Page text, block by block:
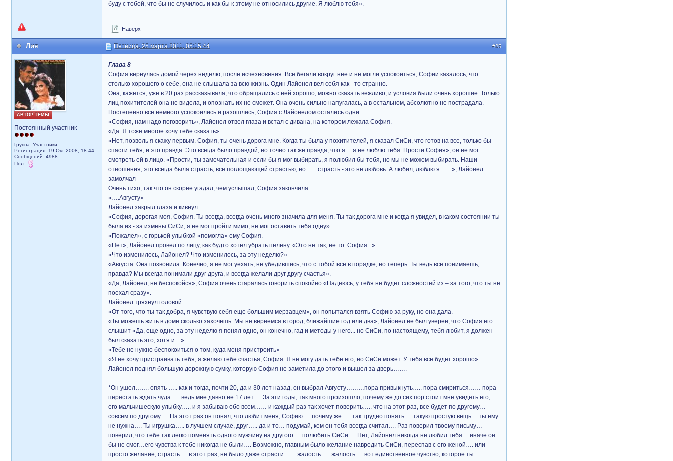
буду с тобой, что бы не случилось и как бы к этому не относились другие. Я люблю тебя».
Наверх
#25
Лия Пятница, 25 марта 2011, 05:15:44
АВТОР ТЕМЫ
Постоянный участник
Группа: Участники
Регистрация: 19 Окт 2008, 18:44
Сообщений: 4988
Пол:
Глава 8
София вернулась домой через неделю, после исчезновения. Все бегали вокруг нее и не могли успокоиться, Софии казалось, что
столько хорошего о себе, она не слышала за всю жизнь. Один Лайонел вел себя как - то странно.
Она, кажется, уже в 20 раз рассказывала, что обращались с ней хорошо, можно сказать вежливо, и условия были очень хорошие. Только
лиц похитителей она не видела, и опознать их не сможет. Она очень сильно напугалась, а в остальном, абсолютно не пострадала.
Постепенно все немного успокоились и разошлись, София с Лайонелом остались одни
«София, нам надо поговорить», Лайонел отвел глаза и встал с дивана, на котором лежала София.
«Да. Я тоже многое хочу тебе сказать»
«Нет, позволь я скажу первым. София, ты очень дорога мне. Когда ты была у похитителей, я сказал СиСи, что готов на все, только бы
спасти тебя, и это правда. Это всегда было правдой, но точно так же правда, что я… я не люблю тебя. Прости София», он не мог
смотреть ей в лицо. «Прости, ты замечательная и если бы я мог выбирать, я полюбил бы тебя, но мы не можем выбирать. Наши
отношения, это всегда была страсть, все поглощающей страстью, но ….. страсть - это не любовь. А любил, люблю я……», Лайонел
замолчал
Очень тихо, так что он скорее угадал, чем услышал, София закончила
«….Августу»
Лайонел закрыл глаза и кивнул
«София, дорогая моя, София. Ты всегда, всегда очень много значила для меня. Ты так дорога мне и когда я увидел, в каком состоянии ты
была из - за измены СиСи, я не мог пройти мимо, не мог оставить тебя одну».
«Пожалел», с горькой улыбкой «помогла» ему София.
«Нет», Лайонел провел по лицу, как будто хотел убрать пелену. «Это не так, не то. София...»
«Что изменилось, Лайонел? Что изменилось, за эту неделю?»
«Августа. Она позвонила. Конечно, я не мог уехать, не убедившись, что с тобой все в порядке, но теперь. Ты ведь все понимаешь,
правда? Мы всегда понимали друг друга, и всегда желали друг другу счастья».
«Да, Лайонел, не беспокойся», София очень старалась говорить спокойно «Надеюсь, у тебя не будет сложностей из – за того, что ты не
поехал сразу».
Лайонел тряхнул головой
«От того, что ты так добра, я чувствую себя еще большим мерзавцем», он попытался взять Софию за руку, но она дала.
«Ты можешь жить в доме сколько захочешь. Мы не вернемся в город, ближайшие год или два», Лайонел не был уверен, что София его
слышит «Да, еще одно, за эту неделю я понял одно, он конечно, гад и методы у него... но СиСи, по настоящему, тебя любит, я должен
был сказать это, хотя и ...»
«Тебе не нужно беспокоиться о том, куда меня пристроить»
«Я не хочу пристраивать тебя, я желаю тебе счастья, София. Я не могу дать тебе его, но СиСи может. У тебя все будет хорошо».
Лайонел поднял большую дорожную сумку, которую София не заметила до этого и вышел за дверь…….
*Он ушел……. опять ….. как и тогда, почти 20, да и 30 лет назад, он выбрал Августу………пора привыкнуть….. пора смириться…… пора
перестать ждать чуда….. ведь мне давно не 17 лет…. За эти годы, так много произошло, почему же до сих пор стоит мне увидеть его,
его мальчишескую улыбку….. и я забываю обо всем…… и каждый раз так хочет поверить….. что на этот раз, все будет по другому…
совсем по другому…. На этот раз он понял, что любит меня, Софию…..почему же …. так трудно понять…. такую простую вещь….ты ему
не нужна…. Ты игрушка….. в лучшем случае, друг….. да и то… подумай, кем он тебя всегда считал…. Раз поверил твоему письму…
поверил, что тебе так легко поменять одного мужчину на другого…. полюбить СиСи…. Нет, Лайонел никогда не любил тебя… иначе он
бы не смог…его чувства к тебе никогда не были…. Возможно, главным было желание навредить СиСи, переспав с его женой…. или
просто желание, страсть…. в этот раз, не было даже страсти…… жалость….. жалость…. вот единственное чувство, которое ты